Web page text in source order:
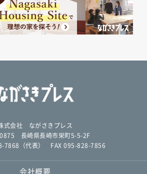
式会社 ながさきプレス
長崎県長崎市栄町5-5-2F
7868（代表） FAX 095-828-7856
会社概要